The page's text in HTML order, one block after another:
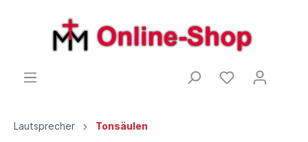
Lautsprecher Tonsäulen